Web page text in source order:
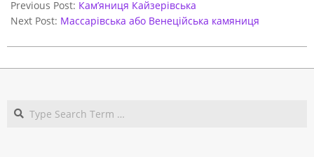
29
Previous Post: Кам’яниця Кайзерівська
Next Post: Массарівська або Венеційська камяниця